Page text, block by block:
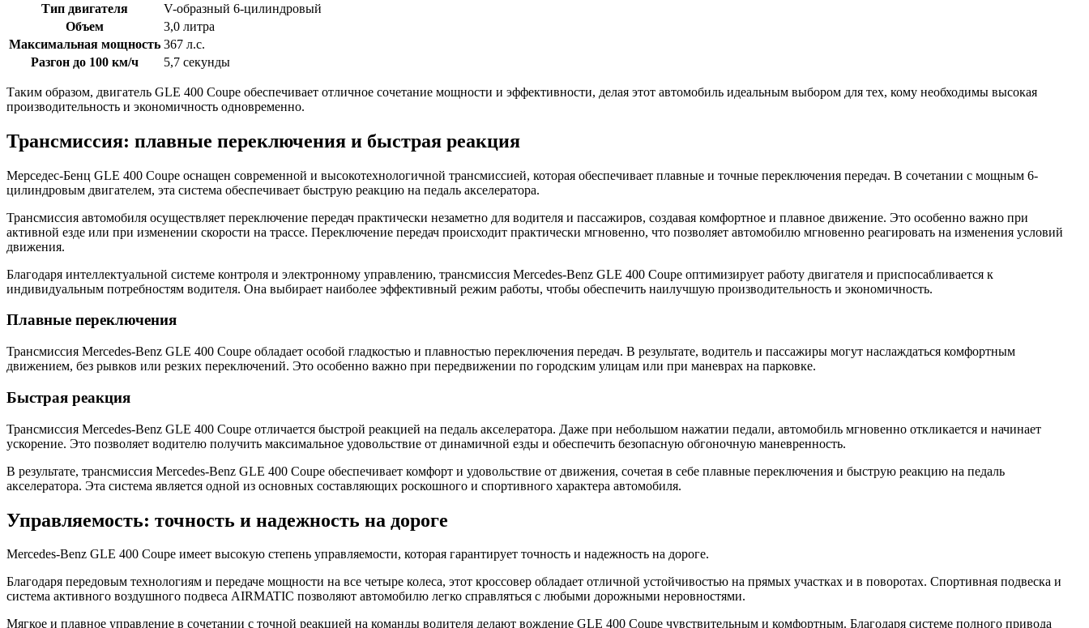
Тип двигателя
V-образный 6-цилиндровый
Объем
3,0 литра
Максимальная мощность 367 л.с.
Разгон до 100 км/ч
5,7 секунды
Таким образом, двигатель GLE 400 Coupe обеспечивает отличное сочетание мощности и эффективности, делая этот автомобиль идеальным выбором для тех, кому необходимы высокая
производительность и экономичность одновременно.
Трансмиссия: плавные переключения и быстрая реакция
Мерседес-Бенц GLE 400 Coupe оснащен современной и высокотехнологичной трансмиссией, которая обеспечивает плавные и точные переключения передач. В сочетании с мощным 6-
цилиндровым двигателем, эта система обеспечивает быструю реакцию на педаль акселератора.
Трансмиссия автомобиля осуществляет переключение передач практически незаметно для водителя и пассажиров, создавая комфортное и плавное движение. Это особенно важно при
активной езде или при изменении скорости на трассе. Переключение передач происходит практически мгновенно, что позволяет автомобилю мгновенно реагировать на изменения условий
движения.
Благодаря интеллектуальной системе контроля и электронному управлению, трансмиссия Mercedes-Benz GLE 400 Coupe оптимизирует работу двигателя и приспосабливается к
индивидуальным потребностям водителя. Она выбирает наиболее эффективный режим работы, чтобы обеспечить наилучшую производительность и экономичность.
Плавные переключения
Трансмиссия Mercedes-Benz GLE 400 Coupe обладает особой гладкостью и плавностью переключения передач. В результате, водитель и пассажиры могут наслаждаться комфортным
движением, без рывков или резких переключений. Это особенно важно при передвижении по городским улицам или при маневрах на парковке.
Быстрая реакция
Трансмиссия Mercedes-Benz GLE 400 Coupe отличается быстрой реакцией на педаль акселератора. Даже при небольшом нажатии педали, автомобиль мгновенно откликается и начинает
ускорение. Это позволяет водителю получить максимальное удовольствие от динамичной езды и обеспечить безопасную обгоночную маневренность.
В результате, трансмиссия Mercedes-Benz GLE 400 Coupe обеспечивает комфорт и удовольствие от движения, сочетая в себе плавные переключения и быструю реакцию на педаль
акселератора. Эта система является одной из основных составляющих роскошного и спортивного характера автомобиля.
Управляемость: точность и надежность на дороге
Mercedes-Benz GLE 400 Coupe имеет высокую степень управляемости, которая гарантирует точность и надежность на дороге.
Благодаря передовым технологиям и передаче мощности на все четыре колеса, этот кроссовер обладает отличной устойчивостью на прямых участках и в поворотах. Спортивная подвеска и
система активного воздушного подвеса AIRMATIC позволяют автомобилю легко справляться с любыми дорожными неровностями.
Мягкое и плавное управление в сочетании с точной реакцией на команды водителя делают вождение GLE 400 Coupe чувствительным и комфортным. Благодаря системе полного привода